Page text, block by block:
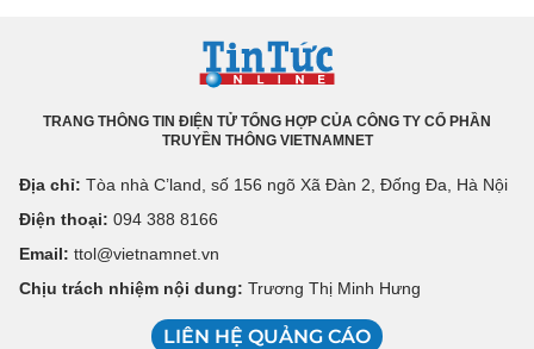
TRANG THÔNG TIN ĐIỆN TỬ TỔNG HỢP CỦA CÔNG TY CỔ PHẦN
TRUYỀN THÔNG VIETNAMNET
Địa chỉ: Tòa nhà C’land, số 156 ngõ Xã Đàn 2, Đống Đa, Hà Nội
Điện thoại: 094 388 8166
Email: ttol@vietnamnet.vn
Chịu trách nhiệm nội dung: Trương Thị Minh Hưng
LIÊN HỆ QUẢNG CÁO